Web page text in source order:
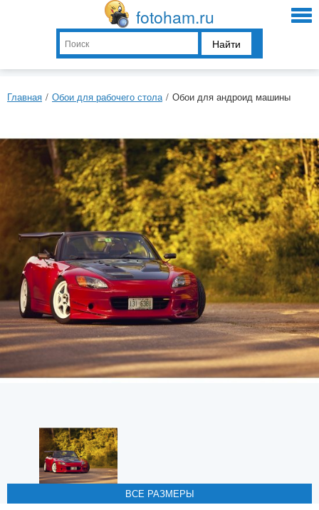
fotoham.ru
Найти
Главная / Обои для рабочего стола / Обои для андроид машины
ВСЕ РАЗМЕРЫ
ВСЕ РАЗМЕРЫ
ВСЕ РАЗМЕРЫ
ВСЕ РАЗМЕРЫ
ВСЕ РАЗМЕРЫ